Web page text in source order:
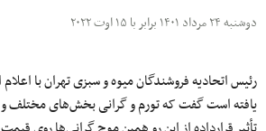
دوشنبه ۲۴ مرداد ۱۴۰۱ برابر با ۱۵ اوت ۲۰۲۲
رئیس اتحادیه فروشندگان میوه و سبزی تهران با
یافته است گفت که تورم و گرانی بخش‌های مختلف و